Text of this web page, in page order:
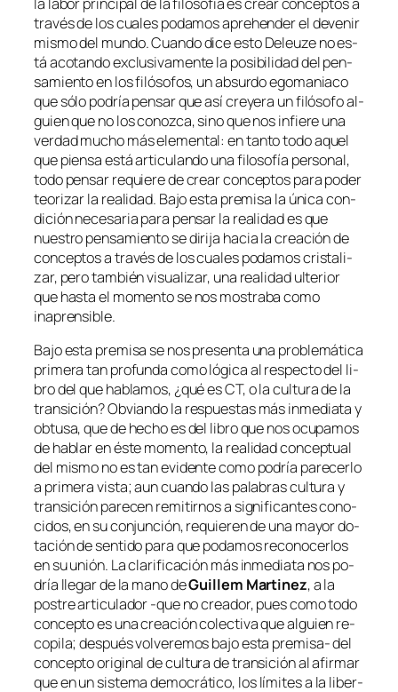
tra­vés de los cua­les po­da­mos aprehen­der el de­ve­nir
mis­mo del mun­do. Cuando di­ce es­to Deleuze no es­
tá aco­tan­do ex­clu­si­va­men­te la po­si­bi­li­dad del pen­
sa­mien­to en los fi­ló­so­fos, un ab­sur­do ego­ma­nia­co
que só­lo po­dría pen­sar que así cre­ye­ra un fi­ló­so­fo al­
guien que no los co­noz­ca, sino que nos in­fie­re una
ver­dad mu­cho más ele­men­tal: en tan­to to­do aquel
que pien­sa es­tá ar­ti­cu­lan­do una fi­lo­so­fía per­so­nal,
to­do pen­sar re­quie­re de crear con­cep­tos pa­ra po­der
teo­ri­zar la reali­dad. Bajo es­ta pre­mi­sa la úni­ca con­
di­ción ne­ce­sa­ria pa­ra pen­sar la reali­dad es que
nues­tro pen­sa­mien­to se di­ri­ja ha­cia la crea­ción de
con­cep­tos a tra­vés de los cua­les po­da­mos cris­ta­li­
zar, pe­ro tam­bién vi­sua­li­zar, una reali­dad ul­te­rior
que has­ta el mo­men­to se nos mos­tra­ba co­mo
inaprensible.
Bajo es­ta pre­mi­sa se nos pre­sen­ta una pro­ble­má­ti­ca
pri­me­ra tan pro­fun­da co­mo ló­gi­ca al res­pec­to del li­
bro del que ha­bla­mos, ¿qué esCT, o la cul­tu­ra de la
tran­si­ción? Obviando la res­pues­tas más in­me­dia­ta y
ob­tu­sa, que de he­cho es del li­bro que nos ocu­pa­mos
de ha­blar en és­te mo­men­to, la reali­dad con­cep­tual
del mis­mo no es tan evi­den­te co­mo po­dría pa­re­cer­lo
a pri­me­ra vis­ta; aun cuan­do las pa­la­bras cul­tu­ra y
tran­si­ción pa­re­cen re­mi­tir­nos a sig­ni­fi­can­tes co­no­
ci­dos, en su con­jun­ción, re­quie­ren de una ma­yor do­
ta­ción de sen­ti­do pa­ra que po­da­mos re­co­no­cer­los
en su unión. La cla­ri­fi­ca­ción más in­me­dia­ta nos po­
dría lle­gar de la mano deGuillem Martinez, a la
pos­tre ar­ti­cu­la­dor ‑que no crea­dor, pues co­mo to­do
con­cep­to es una crea­ción co­lec­ti­va que al­guien re­
co­pi­la; des­pués vol­ve­re­mos ba­jo es­ta premisa- del
con­cep­to ori­gi­nal decul­tu­ra de tran­si­ciónal afir­mar
queen un sis­te­ma de­mo­crá­ti­co, los lí­mi­tes a la li­ber­